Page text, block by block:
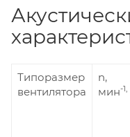
Типоразмер
вентилятора
n,
мин-1,